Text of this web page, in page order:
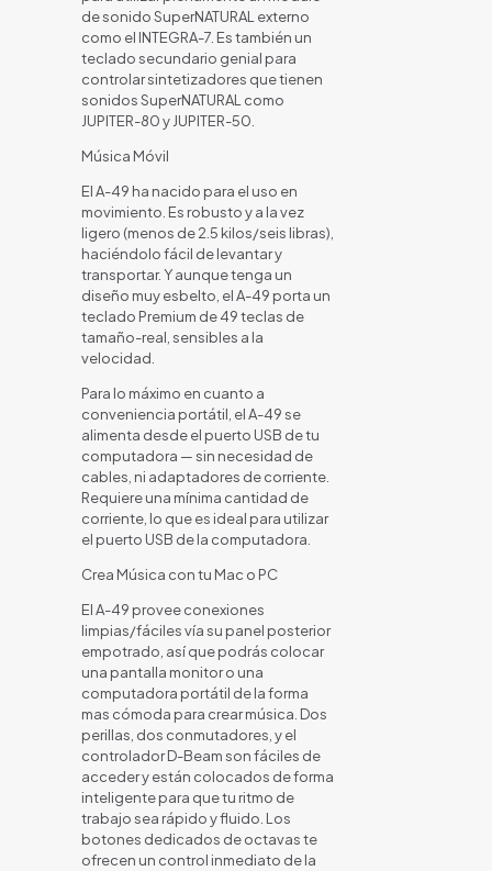
de sonido SuperNATURAL externo
como el INTEGRA-7. Es también un
teclado secundario genial para
controlar sintetizadores que tienen
sonidos SuperNATURAL como
JUPITER-80 y JUPITER-50.
Música Móvil
El A-49 ha nacido para el uso en
movimiento. Es robusto y a la vez
ligero (menos de 2.5 kilos/seis libras),
haciéndolo fácil de levantar y
transportar. Y aunque tenga un
diseño muy esbelto, el A-49 porta un
teclado Premium de 49 teclas de
tamaño-real, sensibles a la
velocidad.
Para lo máximo en cuanto a
conveniencia portátil, el A-49 se
alimenta desde el puerto USB de tu
computadora — sin necesidad de
cables, ni adaptadores de corriente.
Requiere una mínima cantidad de
corriente, lo que es ideal para utilizar
el puerto USB de la computadora.
Crea Música con tu Mac o PC
El A-49 provee conexiones
limpias/fáciles vía su panel posterior
empotrado, así que podrás colocar
una pantalla monitor o una
computadora portátil de la forma
mas cómoda para crear música. Dos
perillas, dos conmutadores, y el
controlador D-Beam son fáciles de
acceder y están colocados de forma
inteligente para que tu ritmo de
trabajo sea rápido y fluido. Los
botones dedicados de octavas te
ofrecen un control inmediato de la